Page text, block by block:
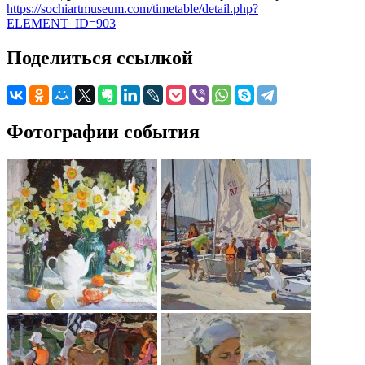
https://sochiartmuseum.com/timetable/detail.php?
ELEMENT_ID=903
Поделиться ссылкой
Фотографии события